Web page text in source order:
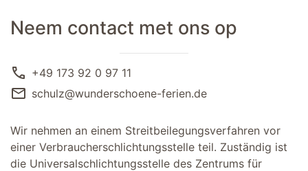
Neem contact met ons op
call +49 173 92 0 97 11
mail schulz@wunderschoene-ferien.de
Wir nehmen an einem Streitbeilegungsverfahren vor
einer Verbraucherschlichtungsstelle teil. Zuständig ist
die Universalschlichtungsstelle des Zentrums für